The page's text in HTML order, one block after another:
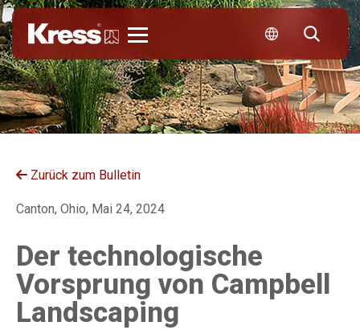
Zurück zum Bulletin
Canton, Ohio, Mai 24, 2024
Der technologische
Vorsprung von Campbell
Landscaping